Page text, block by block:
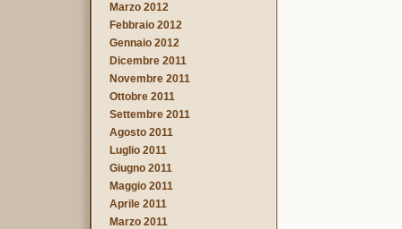
Marzo 2012
Febbraio 2012
Gennaio 2012
Dicembre 2011
Novembre 2011
Ottobre 2011
Settembre 2011
Agosto 2011
Luglio 2011
Giugno 2011
Maggio 2011
Aprile 2011
Marzo 2011